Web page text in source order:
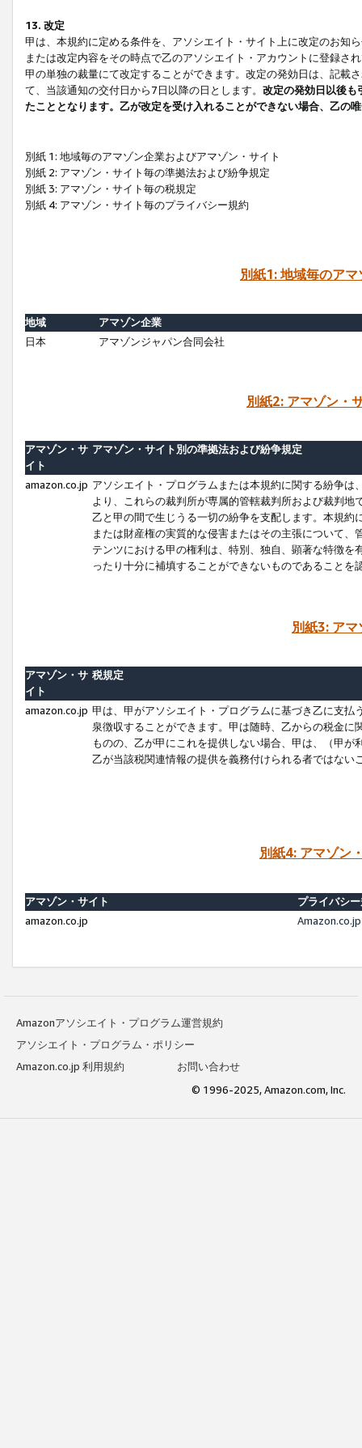
13. 改定
甲は、本規約に定める条件を、アソシエイト・サイト上に改定のお知
または改定内容をその時点で乙のアソシエイト・アカウントに登録さ
甲の単独の裁量にて改定することができます。改定の発効日は、記載
て、当該通知の交付日から7日以降の日とします。 改定の発効日以後も
たこととなります。乙が改定を受け入れることができない場合、乙の
別紙 1: 地域毎のアマゾン企業およびアマゾン・サイト
別紙 2: アマゾン・サイト毎の準拠法および紛争規定
別紙 3: アマゾン・サイト毎の税規定
別紙 4: アマゾン・サイト毎のプライバシー規約
別紙1: 地域毎のア
地域
アマゾン企業
日本
アマゾンジャパン合同会社
別紙2: アマゾン・
アマゾン・サ
イト
アマゾン・サイト別の準拠法および紛争規定
amazon.co.jp アソシエイト・プログラムまたは本規約に関する紛争
より、これらの裁判所が専属的管轄裁判所および裁判
乙と甲の間で生じうる一切の紛争を支配します。本規
または財産権の実質的な侵害またはその主張について
テンツにおける甲の権利は、特別、独自、顕著な特徴
ったり十分に補填することができないものであることを
別紙3: ア
アマゾン・サ
イト
税規定
amazon.co.jp 甲は、甲がアソシエイト・プログラムに基づき乙に支
泉徴収することができます。甲は随時、乙からの税金
ものの、乙が甲にこれを提供しない場合、甲は、（甲
乙が当該税関連情報の提供を義務付けられる者ではな
別紙4: アマゾン
アマゾン・サイト
プライバシ
amazon.co.jp
Amazonアソシエイト・プログラム運営規約
アソシエイト・プログラム・ポリシー
Amazon.co.jp 利用規約
お問い合わせ
© 1996-2025, Amazon.com, Inc.